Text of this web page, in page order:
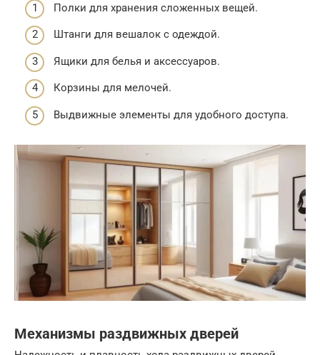
Полки для хранения сложенных вещей.
Штанги для вешалок с одеждой.
Ящики для белья и аксессуаров.
Корзины для мелочей.
Выдвижные элементы для удобного доступа.
Механизмы раздвижных дверей